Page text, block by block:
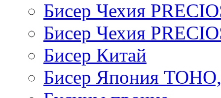
Бисер Чехия
Бисер Чехия
Бисер Китай
Бисер Япония